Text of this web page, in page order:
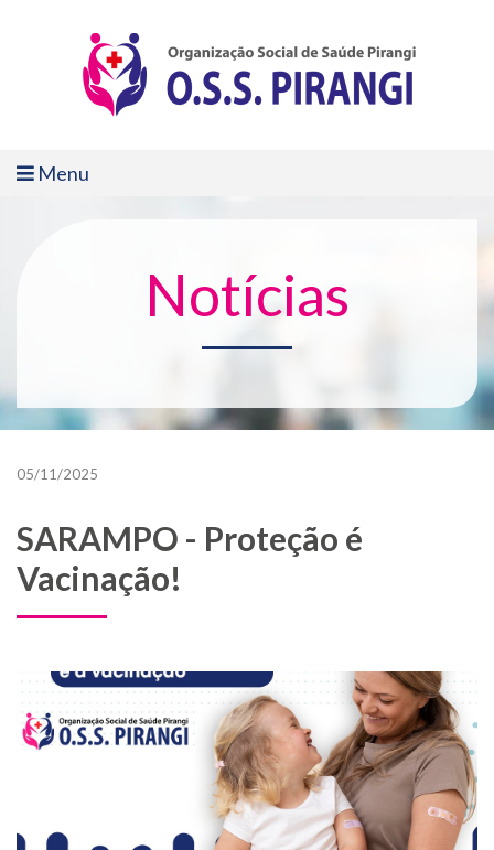
Menu
Notícias
05/11/2025
SARAMPO - Proteção é
Vacinação!